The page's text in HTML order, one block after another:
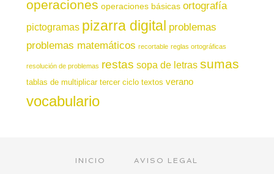
operaciones operaciones básicas ortografía
pictogramas pizarra digital problemas
problemas matemáticos recortable reglas ortográficas
resolución de problemas restas sopa de letras sumas
tablas de multiplicar tercer ciclo textos verano
vocabulario
INICIO
AVISO LEGAL